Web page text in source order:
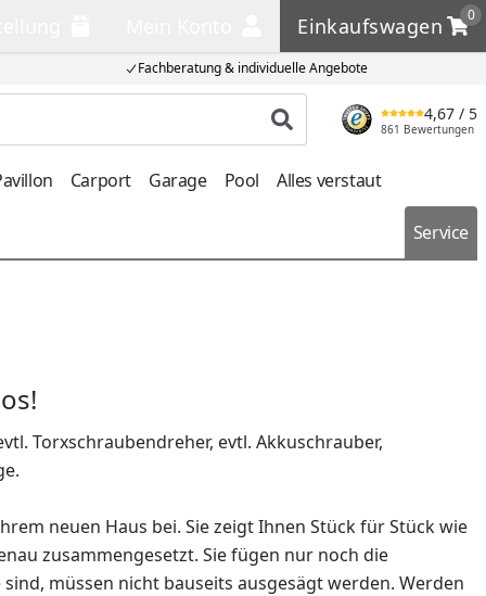
Fachberatung & individuelle Angebote
Einkaufswagen
0
Einkaufswagen
Produkt suchen
4,67 / 5
861 Bewertungen
Carport Garage Pool Alles verstaut
Service
Torxschraubendreher, evtl. Akkuschrauber,
neuen Haus bei. Sie zeigt Ihnen Stück für Stück wie
zusammengesetzt. Sie fügen nur noch die
müssen nicht bauseits ausgesägt werden. Werden